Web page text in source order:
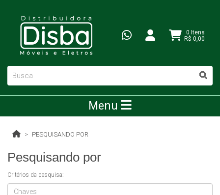
0 Itens
R$ 0,00
Menu
PESQUISANDO POR
Pesquisando por
Critérios da pesquisa: